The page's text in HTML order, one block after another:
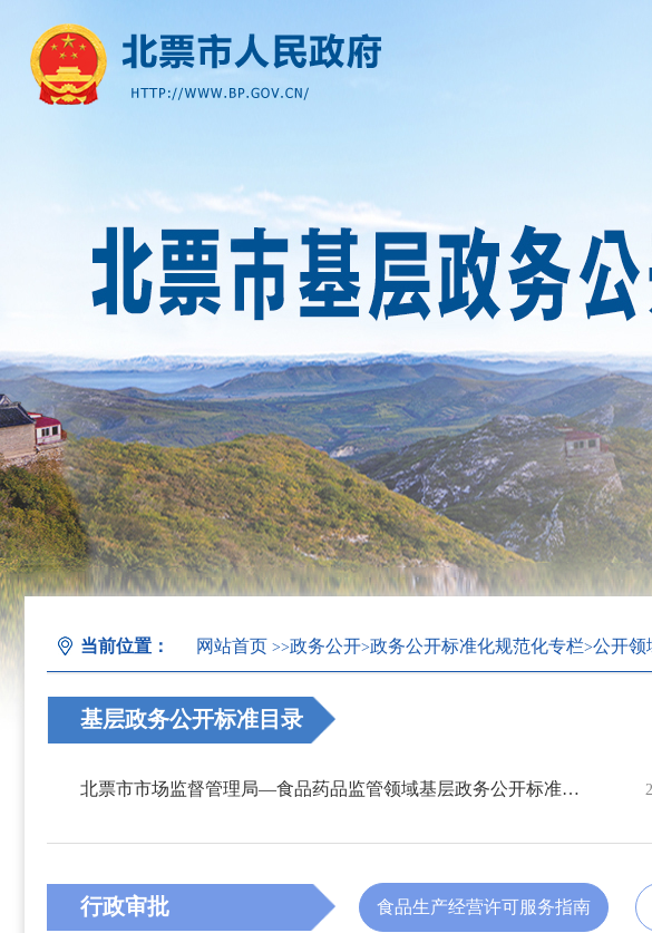
当前位置： 网站首页 >>政务公开>政务公开标准化规范化专栏>公开领
基层政务公开标准目录
北票市市场监督管理局—食品药品监管领域基层政务公开标准目录
行政审批 食品生产经营许可服务指南